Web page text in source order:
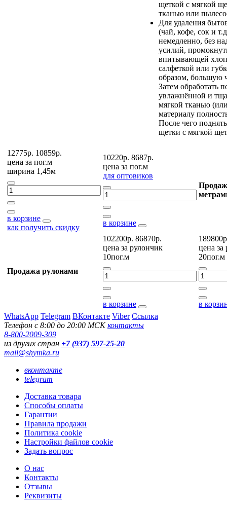
щеткой с мягкой
тканью или
Для удаления
(чай, кофе, сок и
немедленно, без
усилий,
впитывающей
салфеткой или
образом, большую
Затем обработать
увлажнённой и
мягкой тканью
материалу
После чего
щетки с мягкой
12775р. 10859р.
цена за пог.м
ширина 1,45м
в корзине
как получить скидку
10220р. 8687р.
цена за пог.м
для оптовиков
в корзине
Продажа рулонами
102200р. 86870р.
цена за рулончик
10пог.м
в корзине
цена за
20пог.м
в
WhatsApp Telegram ВКонтакте Viber Ссылка
Телефон с 8:00 до 20:00 МСКконтакты
8-800-2009-309
из других стран +7 (937) 597-25-20
mail@shymka.ru
вконтакте
telegram
Доставка товара
Способы оплаты
Гарантии
Правила продажи
Политика cookie
Настройки файлов cookie
Задать вопрос
О нас
Контакты
Отзывы
Реквизиты